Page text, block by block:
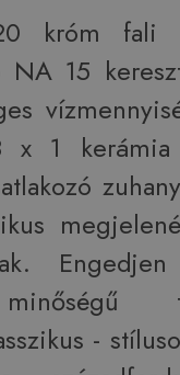
króm fali
NA 15
1 kerámia
-